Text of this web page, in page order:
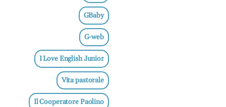
GBaby
G-web
I Love English Junior
Vita pastorale
Il Cooperatore Paolino